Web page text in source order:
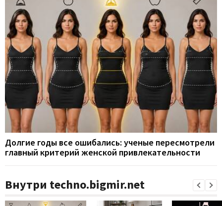
Долгие годы все ошибались: ученые пересмотрели
главный критерий женской привлекательности
Внутри techno.bigmir.net